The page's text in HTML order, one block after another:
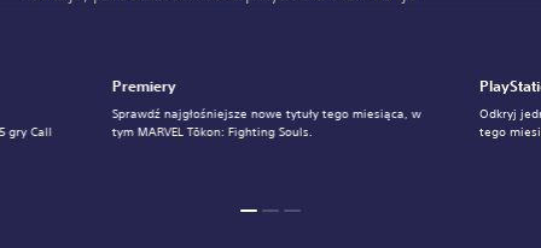
Premiery
Sprawdź najgłośniejsze nowe tytuły tego miesiąca, w
tym MARVEL Tōkon: Fighting Souls.
Odkryj
tego
gry Call